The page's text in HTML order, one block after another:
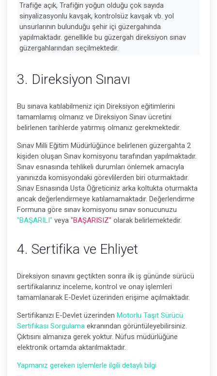
Trafiğe açık, Trafiğin yoğun olduğu çok sayıda
sinyalizasyonlu kavşak, kontrolsüz kavşak vb. yol
unsurlarının bulunduğu şehir içi güzergahında
yapılmaktadır. genellikle bu güzergah direksiyon sınav
güzergahlarından seçilmektedir.
3. Direksiyon Sınavı
Bu sınava katılabilmeniz için Direksiyon eğitimlerini
tamamlamış olmanız ve Direksiyon Sınav ücretini
belirlenen tarihlerde yatırmış olmanız gerekmektedir.
Sınav Milli Eğitim Müdürlüğünce belirlenen güzergahta 2
kişiden oluşan Sınav komisyonu tarafından yapılmaktadır.
Sınav esnasında tehlikeli durumları önlemek amacıyla
yanınızda komisyondaki görevlilerden biri oturmaktadır.
Sınav Esnasında Usta Öğreticiniz arka koltukta oturmakta
ancak değerlendirmeye katılamamaktadır. Değerlendirme
Formuna göre sınav komisyonu sınav sonucunuzu
"BAŞARILI" veya "BAŞARISIZ" olarak belirlemektedir.
4. Sertifika ve Ehliyet
Direksiyon sınavını geçtikten sonra ilk iş gününde sürücü
sertifikalarınız inceleme, kontrol ve onay işlemleri
tamamlanarak E-Devlet üzerinden erişime açılmaktadır.
Sertifikanızı E-Devlet üzerinden Motorlu Taşıt Sürücü
Sertifikası Sorgulama ekranından görüntüleyebilirsiniz.
Çıktısını almanıza gerek yoktur. Nüfus müdürlüğüne
elektronik ortamda aktarılmaktadır.
Yapmanız gereken işlemlerle ilgili detaylı bilgi